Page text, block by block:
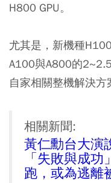
H800 GPU。
尤其是，新機種
A100與A800的
自家相關整機解決方
相關新聞:
黃仁勳台大演
「失敗與成
跑，或為逃離